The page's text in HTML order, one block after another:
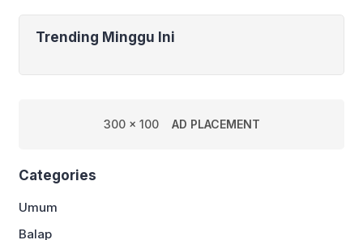
Trending Minggu Ini
300 x 100 AD PLACEMENT
Categories
Umum
Balap